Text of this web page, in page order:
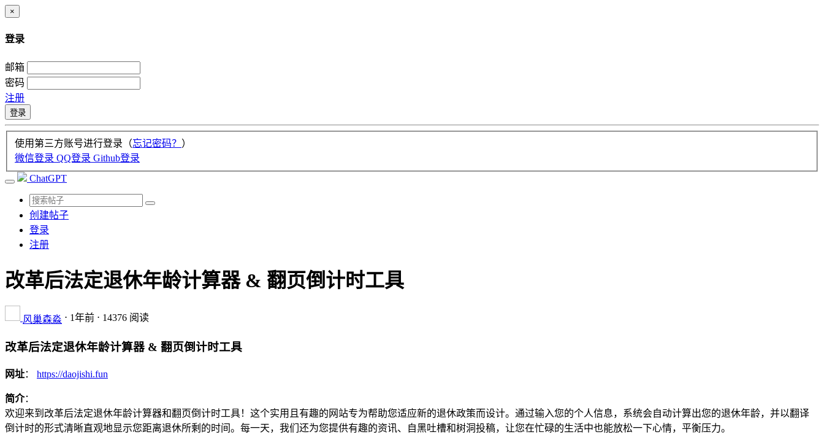
×
登录
邮箱
密码
注册
登录
使用第三方账号进行登录（忘记密码？ ）
微信登录 QQ登录 Github登录
ChatGPT
创建帖子
登录
注册
改革后法定退休年龄计算器 & 翻页倒计时工具
风巢森淼 ⋅ 1年前 ⋅ 14376 阅读
改革后法定退休年龄计算器 & 翻页倒计时工具
网址： https://daojishi.fun
简介：
欢迎来到改革后法定退休年龄计算器和翻页倒计时工具！这个实用且有趣的网站专为帮助您适应新的退休政策而设计。通过输入您的个人信息，系统会自动计算出您的退休年龄，并以翻译
倒计时的形式清晰直观地显示您距离退休所剩的时间。每一天，我们还为您提供有趣的资讯、自黑吐槽和树洞投稿，让您在忙碌的生活中也能放松一下心情，平衡压力。